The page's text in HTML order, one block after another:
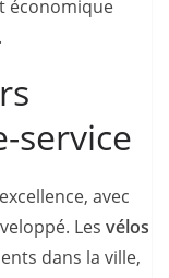
économique
service
avec
Les vélos
dans la ville,